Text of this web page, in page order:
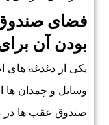
فضای
بودن آن
یکی از دغدغه های
وسایل و چمدان ها
صندوق عقب ها در